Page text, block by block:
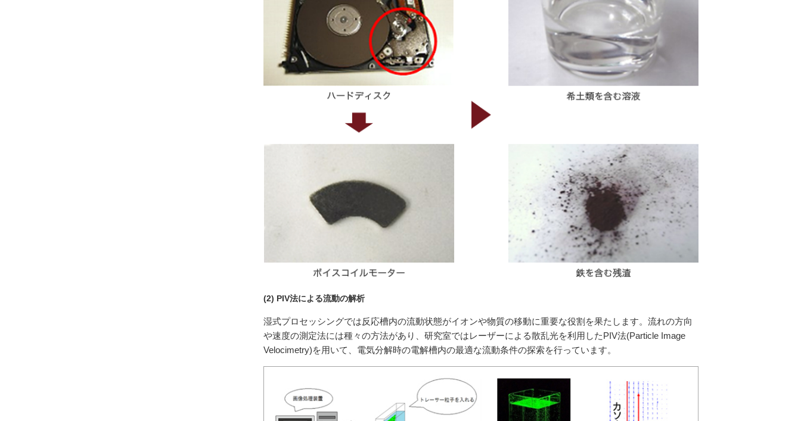
(2) PIV法による流動の解析
湿式プロセッシングでは反応槽内の流動状態がイオンや物質の移動に重要な役割を果たします。流れの方向
や速度の測定法には種々の方法があり、研究室ではレーザーによる散乱光を利用したPIV法(Particle Image
Velocimetry)を用いて、電気分解時の電解槽内の最適な流動条件の探索を行っています。